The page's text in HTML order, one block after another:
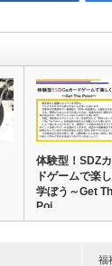
体験型！SDZ
ドゲームで楽
学ぼう～Get
Poi…
福